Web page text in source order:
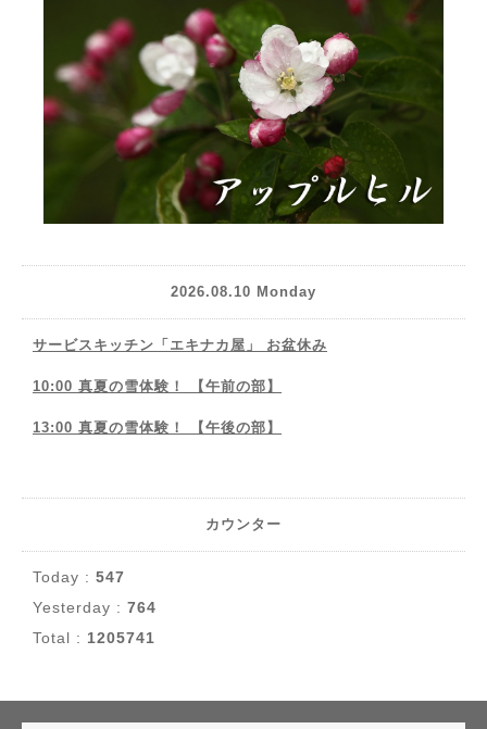
2026.08.10 Monday
サービスキッチン「エキナカ屋」 お盆休み
10:00 真夏の雪体験！ 【午前の部】
13:00 真夏の雪体験！ 【午後の部】
カウンター
Today : 547
Yesterday : 764
Total : 1205741